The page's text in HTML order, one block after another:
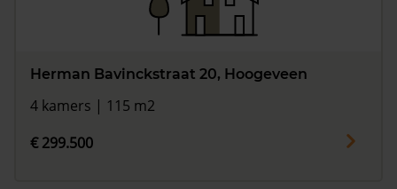
Herman Bavinckstraat 20, Hoogeveen
4 kamers | 115 m2
€ 299.500